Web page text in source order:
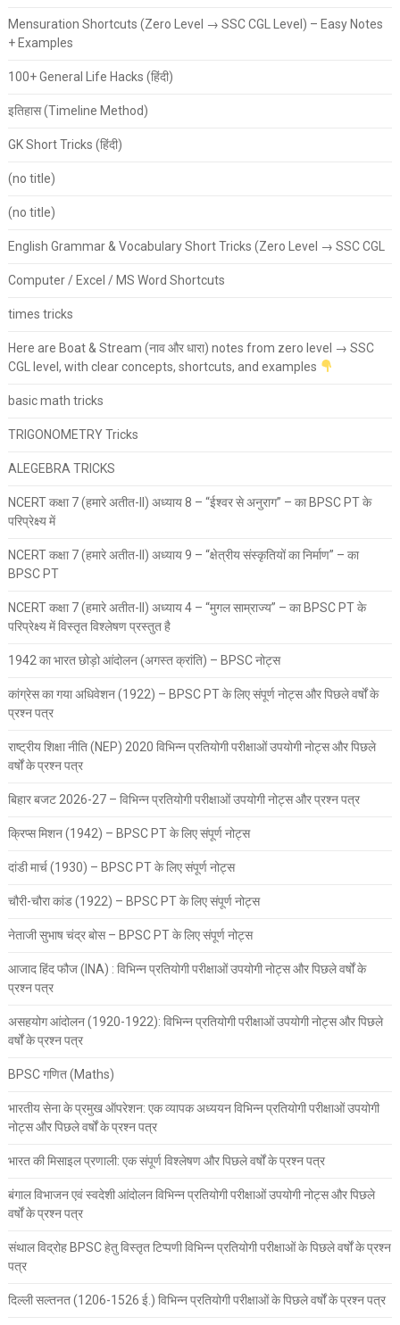
Mensuration Shortcuts (Zero Level → SSC CGL Level) – Easy Notes
+ Examples
100+ General Life Hacks (हिंदी)
इतिहास (Timeline Method)
GK Short Tricks (हिंदी)
(no title)
(no title)
English Grammar & Vocabulary Short Tricks (Zero Level → SSC CGL
Computer / Excel / MS Word Shortcuts
times tricks
Here are Boat & Stream (नाव और धारा) notes from zero level → SSC
CGL level, with clear concepts, shortcuts, and examples
basic math tricks
TRIGONOMETRY Tricks
ALEGEBRA TRICKS
NCERT कक्षा 7 (हमारे अतीत-II) अध्याय 8 – “ईश्वर से अनुराग” – का BPSC PT के
परिप्रेक्ष्य में
NCERT कक्षा 7 (हमारे अतीत-II) अध्याय 9 – “क्षेत्रीय संस्कृतियों का निर्माण” – का
BPSC PT
NCERT कक्षा 7 (हमारे अतीत-II) अध्याय 4 – “मुगल साम्राज्य” – का BPSC PT के
परिप्रेक्ष्य में विस्तृत विश्लेषण प्रस्तुत है
1942 का भारत छोड़ो आंदोलन (अगस्त क्रांति) – BPSC नोट्स
कांग्रेस का गया अधिवेशन (1922) – BPSC PT के लिए संपूर्ण नोट्स और पिछले वर्षों के
प्रश्न पत्र
राष्ट्रीय शिक्षा नीति (NEP) 2020 विभिन्न प्रतियोगी परीक्षाओं उपयोगी नोट्स और पिछले
वर्षों के प्रश्न पत्र
बिहार बजट 2026-27 – विभिन्न प्रतियोगी परीक्षाओं उपयोगी नोट्स और प्रश्न पत्र
क्रिप्स मिशन (1942) – BPSC PT के लिए संपूर्ण नोट्स
दांडी मार्च (1930) – BPSC PT के लिए संपूर्ण नोट्स
चौरी-चौरा कांड (1922) – BPSC PT के लिए संपूर्ण नोट्स
नेताजी सुभाष चंद्र बोस – BPSC PT के लिए संपूर्ण नोट्स
आजाद हिंद फौज (INA) : विभिन्न प्रतियोगी परीक्षाओं उपयोगी नोट्स और पिछले वर्षों के
प्रश्न पत्र
असहयोग आंदोलन (1920-1922): विभिन्न प्रतियोगी परीक्षाओं उपयोगी नोट्स और पिछले
वर्षों के प्रश्न पत्र
BPSC गणित (Maths)
भारतीय सेना के प्रमुख ऑपरेशन: एक व्यापक अध्ययन विभिन्न प्रतियोगी परीक्षाओं उपयोगी
नोट्स और पिछले वर्षों के प्रश्न पत्र
भारत की मिसाइल प्रणाली: एक संपूर्ण विश्लेषण और पिछले वर्षों के प्रश्न पत्र
बंगाल विभाजन एवं स्वदेशी आंदोलन विभिन्न प्रतियोगी परीक्षाओं उपयोगी नोट्स और पिछले
वर्षों के प्रश्न पत्र
संथाल विद्रोह BPSC हेतु विस्तृत टिप्पणी विभिन्न प्रतियोगी परीक्षाओं के पिछले वर्षों के प्रश्न
पत्र
दिल्ली सल्तनत (1206-1526 ई.) विभिन्न प्रतियोगी परीक्षाओं के पिछले वर्षों के प्रश्न पत्र